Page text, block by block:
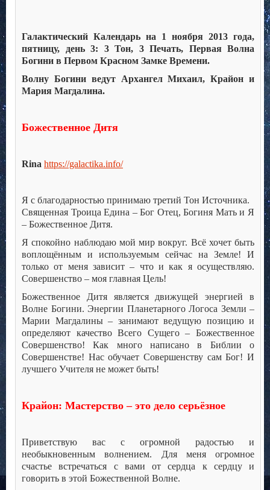
Галактический Календарь на 1 ноября 2013 года,
пятницу, день 3: 3 Тон, 3 Печать, Первая Волна
Богини в Первом Красном Замке Времени.
Волну Богини ведут Архангел Михаил, Крайон и
Мария Магдалина.
Божественное Дитя
Rina https://galactika.info/
Я с благодарностью принимаю третий Тон Источника.
Священная Троица Едина – Бог Отец, Богиня Мать и Я
– Божественное Дитя.
Я спокойно наблюдаю мой мир вокруг. Всё хочет быть
воплощённым и используемым сейчас на Земле! И
только от меня зависит – что и как я осуществляю.
Совершенство – моя главная Цель!
Божественное Дитя является движущей энергией в
Волне Богини. Энергии Планетарного Логоса Земли –
Марии Магдалины – занимают ведущую позицию и
определяют качество Всего Сущего – Божественное
Совершенство! Как много написано в Библии о
Совершенстве! Нас обучает Совершенству сам Бог! И
лучшего Учителя не может быть!
Крайон: Мастерство – это дело серьёзное
Приветствую вас с огромной радостью и
необыкновенным волнением. Для меня огромное
счастье встречаться с вами от сердца к сердцу и
говорить в этой Божественной Волне.